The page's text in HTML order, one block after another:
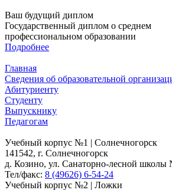
Ваш будущий диплом
Государственный диплом о среднем
профессиональном образовании
Подробнее
Главная
Сведения об образовательной
Абитуриенту
Студенту
Выпускнику
Педагогам
Учебный корпус №1 | Солнечногорск
141542, г. Солнечногорск
д. Козино, ул. Санаторно-лесной школы
Тел/факс: 8 (49626) 6-54-24
Учебный корпус №2 | Ложки